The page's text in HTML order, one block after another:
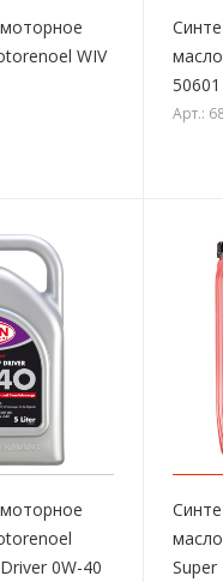
WIV
Арт.:
0W-40